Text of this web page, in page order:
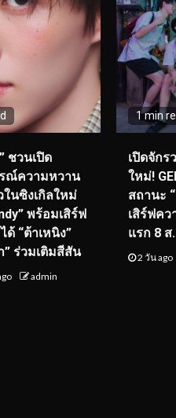
ชวนเปิด
ณ์ความหวาน
ในซิงเกิลใหม่
พร้อมเสิร์ฟ
ด้ “ต้าเหนิง”
ร่วมเติมสีสัน
admin
1 min
เปิดจักร
ใหม่!
สถานะ
เสิร์ฟค
แรก 8 ส
2 วัน ago